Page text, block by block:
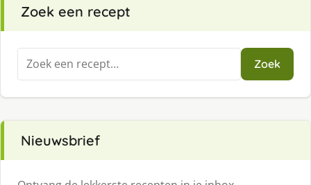
Zoek een recept
Zoeken
naar:
Zoek
Nieuwsbrief